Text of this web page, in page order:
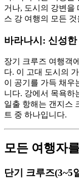
거나, 도시의 강변을
스 강 여행의 모든
바라나시: 신성
장기 크루즈 여행객
다. 이 고대 도시의
이 공기를 가득 채우
니다. 강에서 목욕하
일출 항해는 갠지스
트 중 하나입니다.
모든 여행자
단기 크루즈(3~5